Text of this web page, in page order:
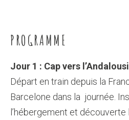
PROGRAMME
Jour 1 : Cap vers
Départ en train depuis la
Barcelone dans la journée.
l’hébergement et découverte